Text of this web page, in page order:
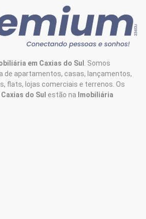
em Caxias do Sul . Somos
de apartamentos, casas, lançamentos,
flats, lojas comerciais e terrenos. Os
do Sul estão na Imobiliária